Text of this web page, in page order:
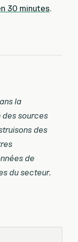
30 minutes.
la
sources
des
de
du secteur.